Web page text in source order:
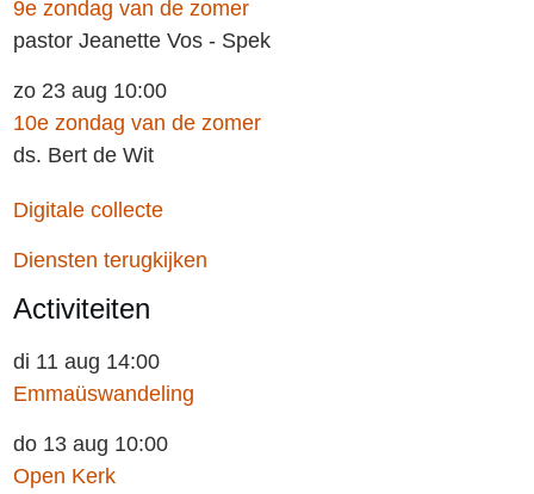
9e zondag van de zomer
pastor Jeanette Vos - Spek
zo 23 aug 10:00
10e zondag van de zomer
ds. Bert de Wit
Digitale collecte
Diensten terugkijken
Activiteiten
di 11 aug 14:00
Emmaüswandeling
do 13 aug 10:00
Open Kerk